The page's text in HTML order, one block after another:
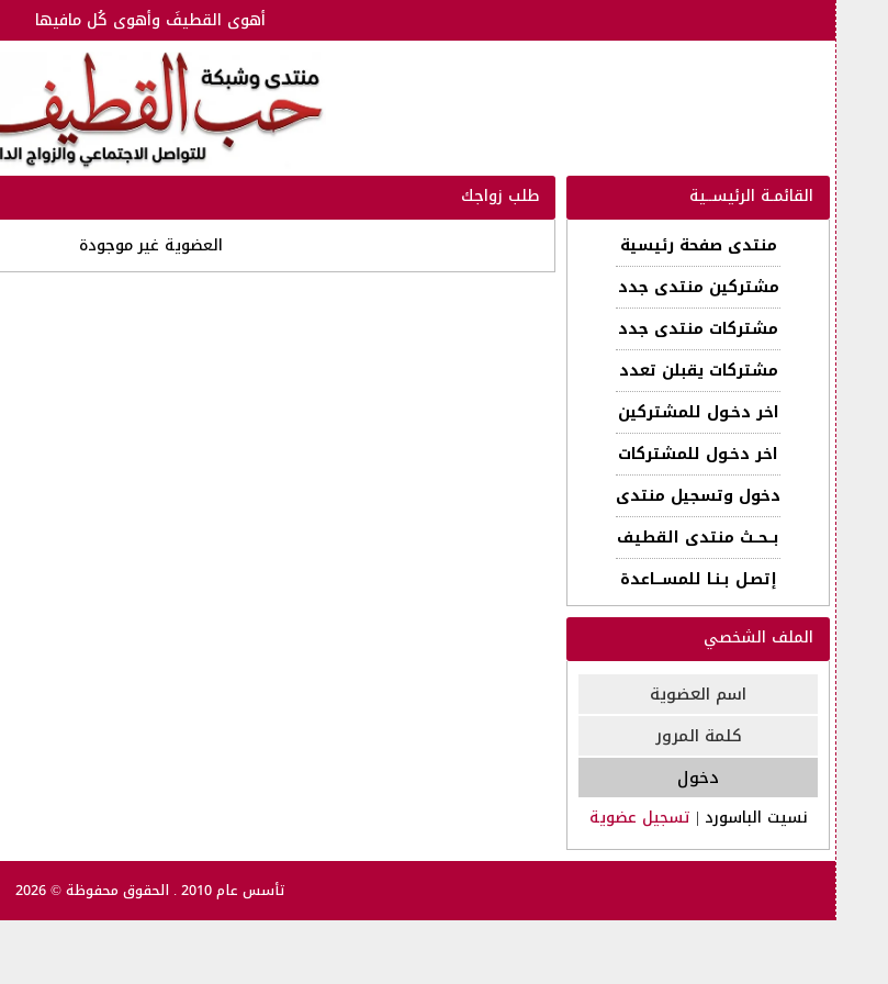
أهوى القطيفَ وأهوى كُل مافيها
القائمـة الرئيســية
منتدى صفحة رئيسية
مشتركين منتدى جدد
مشتركات منتدى جدد
مشتركات يقبلن تعدد
اخر دخـول للمشتركين
اخر دخـول للمشتركات
دخول وتسجيل منتدى
بــحــث منتدى القطيف
إتصـل بـنـا للمســـاعدة
الملف الشخصي
نسيت الباسورد | تسجيل عضوية
طلب زواجك
العضوية غير موجودة
تأسس عام 2010 . الحقوق محفوظة © 2026